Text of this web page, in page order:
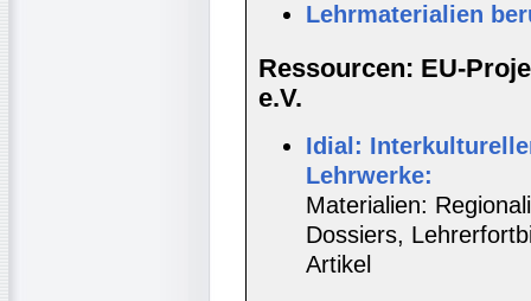
Lehrmaterialien
Ressourcen: EU-
e.V.
Idial:
Lehrwerke:
Materialien:
Dossiers,
Artikel